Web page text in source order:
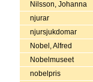
Nilsson, Johanna
njurar
njursjukdomar
Nobel, Alfred
Nobelmuseet
nobelpris